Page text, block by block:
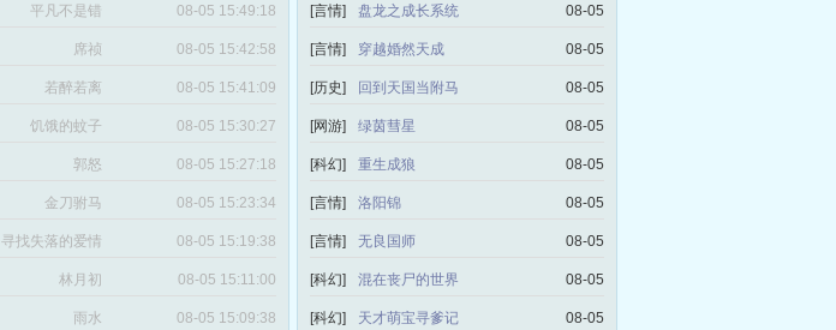
平凡不是错 08-05 15:49:18
席祯 08-05 15:42:58
若醉若离 08-05 15:41:09
饥饿的蚊子 08-05 15:30:27
郭怒 08-05 15:27:18
金刀驸马 08-05 15:23:34
寻找失落的爱情 08-05 15:19:38
林月初 08-05 15:11:00
雨水 08-05 15:09:38
[言情] 盘龙之成长系统 08-05
[言情] 穿越婚然天成 08-05
[历史] 回到天国当附马 08-05
[网游] 绿茵彗星 08-05
[科幻] 重生成狼 08-05
[言情] 洛阳锦 08-05
[言情] 无良国师 08-05
[科幻] 混在丧尸的世界 08-05
[科幻] 天才萌宝寻爹记 08-05